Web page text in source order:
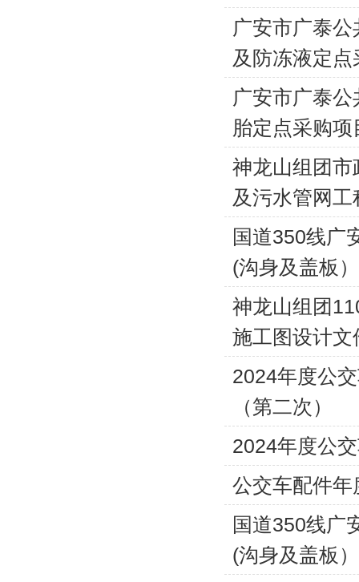
广安市广泰
及防冻液定
广安市广泰
胎定点采购
神龙山组团
及污水管网
国道350线广
(沟身及盖板
神龙山组团
施工图设计
2024年度公
（第二次）
2024年度公
公交车配件
国道350线广
(沟身及盖板